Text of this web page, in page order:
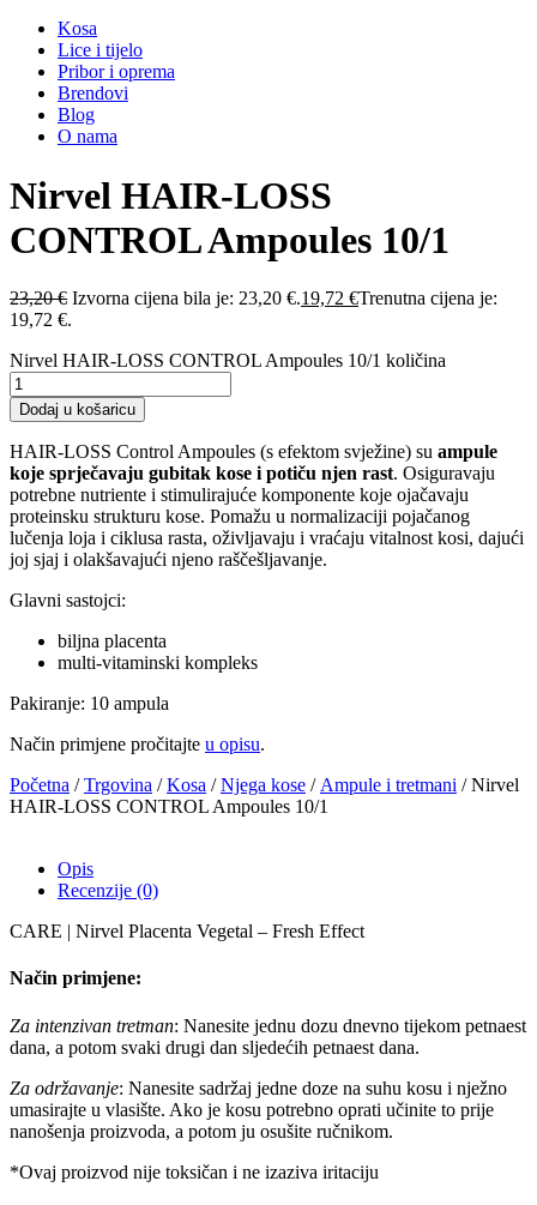
Kosa
Lice i tijelo
Pribor i oprema
Brendovi
Blog
O nama
Nirvel HAIR-LOSS
CONTROL Ampoules 10/1
23,20€ Izvorna cijena bila je: 23,20 €.19,72 €Trenutna cijena je:
19,72 €.
Nirvel HAIR-LOSS CONTROL Ampoules 10/1 količina
Dodaj u košaricu
HAIR-LOSS Control Ampoules (s efektom svježine) su ampule
koje sprječavaju gubitak kose i potiču njen rast. Osiguravaju
potrebne nutriente i stimulirajuće komponente koje ojačavaju
proteinsku strukturu kose. Pomažu u normalizaciji pojačanog
lučenja loja i ciklusa rasta, oživljavaju i vraćaju vitalnost kosi, dajući
joj sjaj i olakšavajući njeno raščešljavanje.
Glavni sastojci:
biljna placenta
multi-vitaminski kompleks
Pakiranje: 10 ampula
Način primjene pročitajte u opisu.
Početna /Trgovina /Kosa /Njega kose / Ampule i tretmani / Nirvel
HAIR-LOSS CONTROL Ampoules 10/1
Opis
Recenzije (0)
CARE | Nirvel Placenta Vegetal – Fresh Effect
Način primjene:
Za intenzivan tretman: Nanesite jednu dozu dnevno tijekom petnaest
dana, a potom svaki drugi dan sljedećih petnaest dana.
Za održavanje: Nanesite sadržaj jedne doze na suhu kosu i nježno
umasirajte u vlasište. Ako je kosu potrebno oprati učinite to prije
nanošenja proizvoda, a potom ju osušite ručnikom.
*Ovaj proizvod nije toksičan i ne izaziva iritaciju